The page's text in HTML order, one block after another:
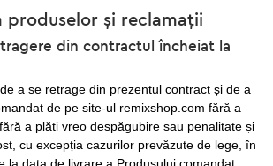
produselor și reclamații
din contractul încheiat la
a se retrage din prezentul contract și de a
de pe site-ul remixshop.com fără a
a plăti vreo despăgubire sau penalitate și
cu excepția cazurilor prevăzute de lege, în